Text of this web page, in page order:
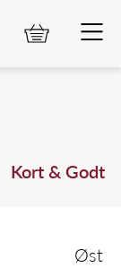
Kort & Godt
Øst